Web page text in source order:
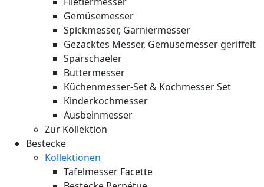
Gemüsemesser
Spickmesser, Garniermesser
Gezacktes Messer, Gemüsemesser geriffelt
Sparschaeler
Buttermesser
Küchenmesser-Set & Kochmesser Set
Kinderkochmesser
Ausbeinmesser
Zur Kollektion
Bestecke
Kollektionen
Tafelmesser Facette